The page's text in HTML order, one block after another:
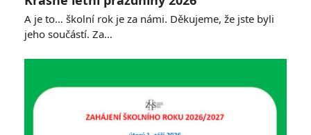
A je to… školní rok je za námi. Děkujeme, že jste byli
jeho součástí. Za…